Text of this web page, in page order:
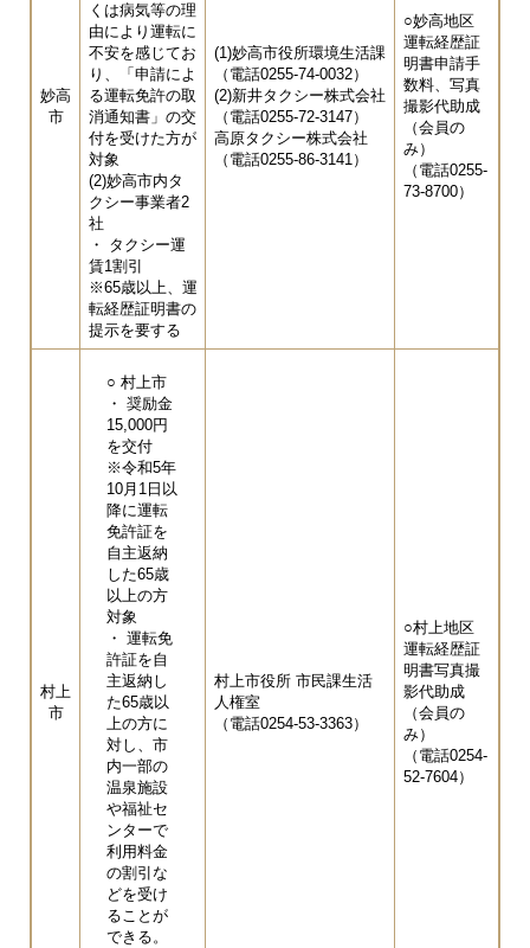
妙高
市
くは病気等の理
由により運転に
不安を感じてお
り、「申請によ
る運転免許の取
消通知書」の交
付を受けた方が
対象
(2)妙高市内タ
クシー事業者2
社
・ タクシー運
賃1割引
※65歳以上、運
転経歴証明書の
提示を要する
(1)妙高市役所環境生活課
（電話0255-74-0032）
(2)新井タクシー株式会社
（電話0255-72-3147）
高原タクシー株式会社
（電話0255-86-3141）
○妙高地区
運転経歴証
明書申請手
数料、写真
撮影代助成
（会員の
み）
（電話0255-
73-8700）
村上
市
○ 村上市
・ 奨励金
15,000円
を交付
※令和5年
10月1日以
降に運転
免許証を
自主返納
した65歳
以上の方
対象
・ 運転免
許証を自
主返納し
た65歳以
上の方に
対し、市
内一部の
温泉施設
や福祉セ
ンターで
利用料金
の割引な
どを受け
ることが
できる。
​村上市役所 市民課生活
人権室
（電話0254-53-3363）
○村上地区
運転経歴証
明書写真撮
影代助成
（会員の
み）
（電話0254-
52-7604）